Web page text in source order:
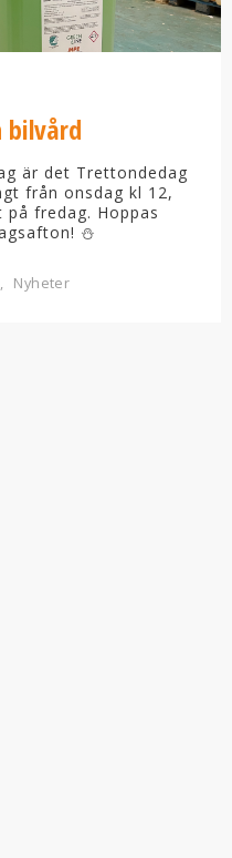
bilvård
är det Trettondedag
från onsdag kl 12,
fredag. Hoppas
⛄️
Nyheter